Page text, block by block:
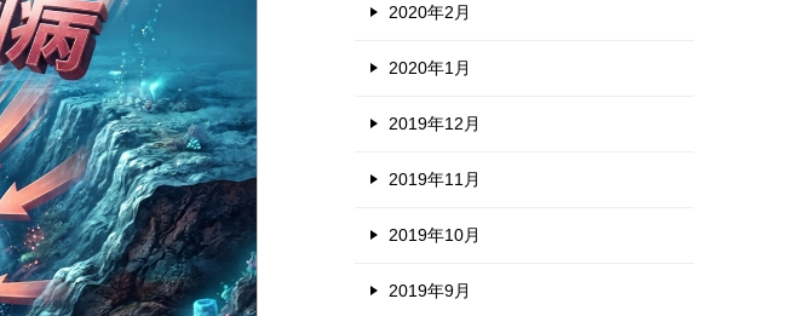
2020年2月
2020年1月
2019年12月
2019年11月
2019年10月
2019年9月